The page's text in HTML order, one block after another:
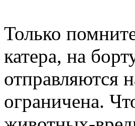
Только
катера, на
отправляются
ограничена.